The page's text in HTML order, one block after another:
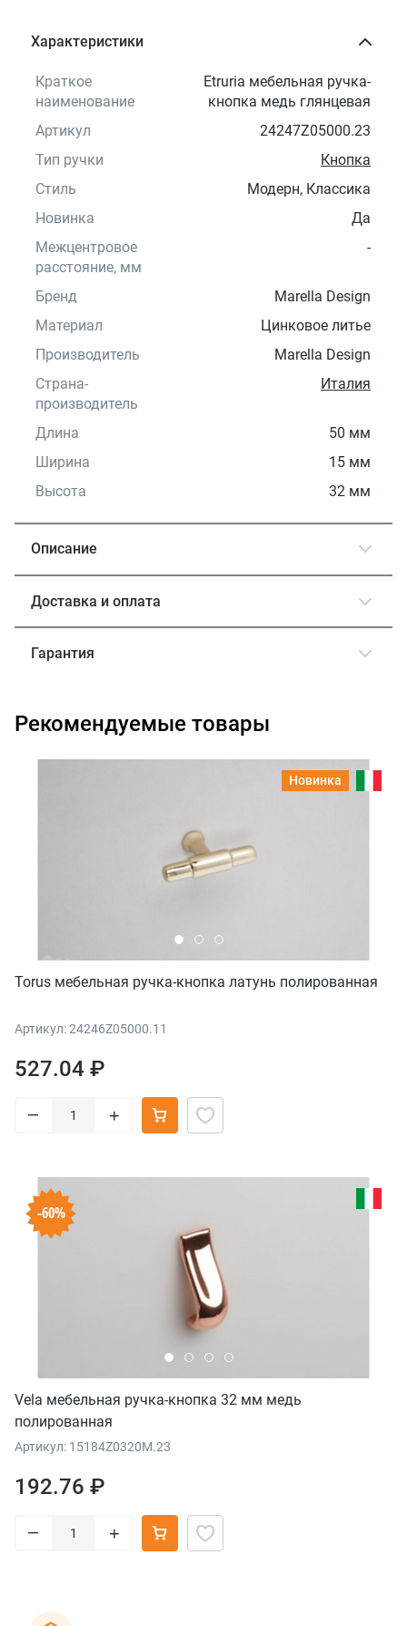
Характеристики
Краткое
наименование
Etruria мебельная ручка-
кнопка медь глянцевая
Артикул
24247Z05000.23
Тип ручки
Кнопка
Стиль
Модерн, Классика
Новинка
Да
Межцентровое
расстояние, мм
-
Бренд
Marella Design
Материал
Цинковое литье
Производитель
Marella Design
Страна-
производитель
Италия
Длина
50 мм
Ширина
15 мм
Высота
32 мм
Описание
Доставка и оплата
Гарантия
Рекомендуемые товары
Новинка
Torus мебельная ручка-кнопка латунь полированная
Артикул: 24246Z05000.11
527.04 ₽
– +
-60%
Vela мебельная ручка-кнопка 32 мм медь
полированная
Артикул: 15184Z0320M.23
192.76 ₽
– +